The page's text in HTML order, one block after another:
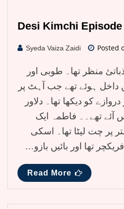
Desi Kimchi Episode
Syeda Vaiza Zaidi Posted
جذباتئ منظر تھا۔ طوبی اور
داخل ہوئے تھے جب آہٹ پر
کو دیکھا تھا۔ دلاور
آئے تھے۔۔ فاطمہ ایک
پر چت لیٹا تھا۔ اسکی
تھا اور بائیں بازو…
Read More